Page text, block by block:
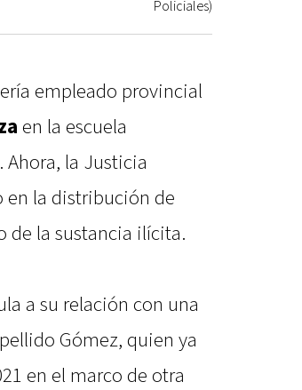
Policiales)
empleado provincial
en la escuela
Ahora, la Justicia
en la distribución de
de la sustancia ilícita.
a su relación con una
Gómez, quien ya
en el marco de otra